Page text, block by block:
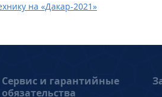
на «Дакар-2021»
Сервис и гарантийные
обязательства